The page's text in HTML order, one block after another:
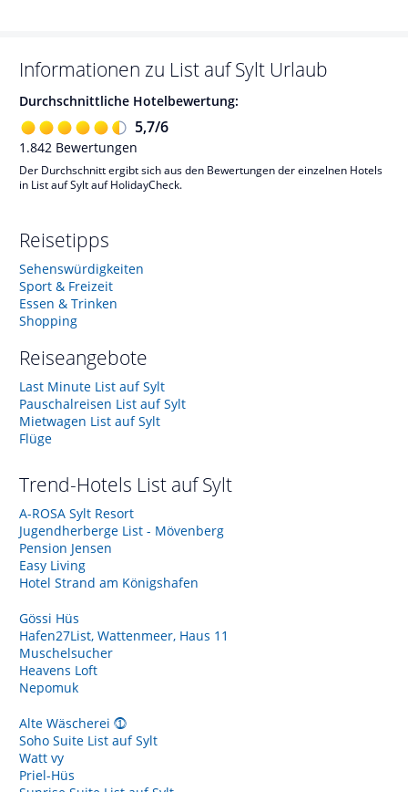
Informationen zu List auf Sylt Urlaub
Durchschnittliche Hotelbewertung:
5,7/6
1.842 Bewertungen
Der Durchschnitt ergibt sich aus den Bewertungen der einzelnen Hotels
in List auf Sylt auf HolidayCheck.
Reisetipps
Sehenswürdigkeiten
Sport & Freizeit
Essen & Trinken
Shopping
Reiseangebote
Last Minute List auf Sylt
Pauschalreisen List auf Sylt
Mietwagen List auf Sylt
Flüge
Trend-Hotels List auf Sylt
A-ROSA Sylt Resort
Jugendherberge List - Mövenberg
Pension Jensen
Easy Living
Hotel Strand am Königshafen
Gössi Hüs
Hafen27List, Wattenmeer, Haus 11
Muschelsucher
Heavens Loft
Nepomuk
Alte Wäscherei ⓵
Soho Suite List auf Sylt
Watt vy
Priel-Hüs